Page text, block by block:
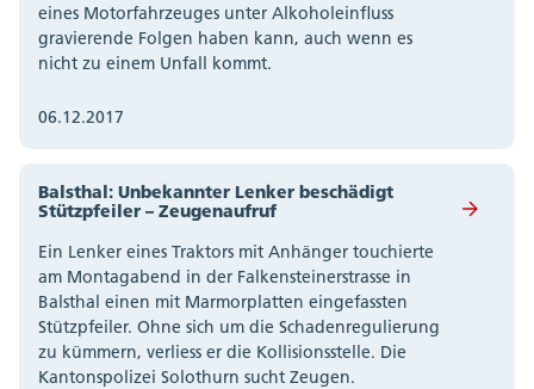
eines Motorfahrzeuges unter Alkoholeinfluss
gravierende Folgen haben kann, auch wenn es
nicht zu einem Unfall kommt.
06.12.2017
Balsthal: Unbekannter Lenker beschädigt
Stützpfeiler – Zeugenaufruf
Ein Lenker eines Traktors mit Anhänger touchierte
am Montagabend in der Falkensteinerstrasse in
Balsthal einen mit Marmorplatten eingefassten
Stützpfeiler. Ohne sich um die Schadenregulierung
zu kümmern, verliess er die Kollisionsstelle. Die
Kantonspolizei Solothurn sucht Zeugen.